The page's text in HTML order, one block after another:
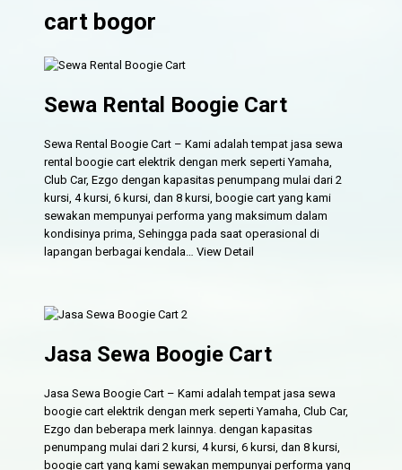
cart bogor
Sewa Rental Boogie Cart
Sewa Rental Boogie Cart – Kami adalah tempat jasa sewa
rental boogie cart elektrik dengan merk seperti Yamaha,
Club Car, Ezgo dengan kapasitas penumpang mulai dari 2
kursi, 4 kursi, 6 kursi, dan 8 kursi, boogie cart yang kami
sewakan mempunyai performa yang maksimum dalam
kondisinya prima, Sehingga pada saat operasional di
lapangan berbagai kendala…View Detail
Jasa Sewa Boogie Cart
Jasa Sewa Boogie Cart – Kami adalah tempat jasa sewa
boogie cart elektrik dengan merk seperti Yamaha, Club Car,
Ezgo dan beberapa merk lainnya. dengan kapasitas
penumpang mulai dari 2 kursi, 4 kursi, 6 kursi, dan 8 kursi,
boogie cart yang kami sewakan mempunyai performa yang